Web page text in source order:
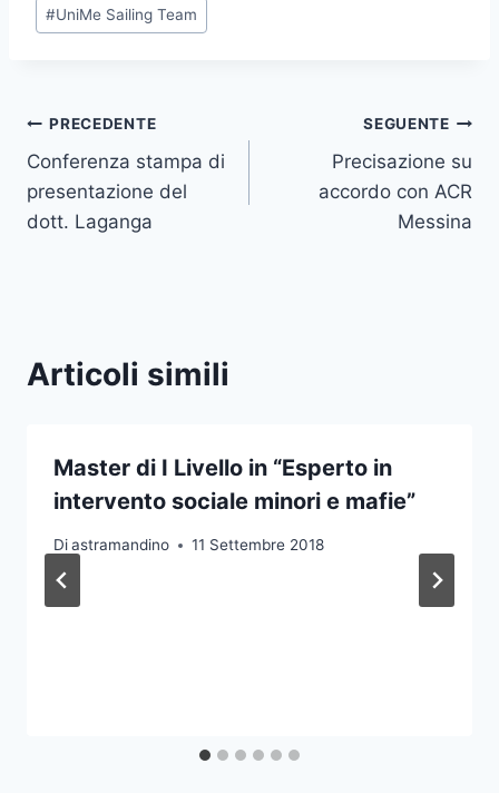
#UniMe Sailing Team
Navigazione
articoli
PRECEDENTE
Conferenza stampa di
presentazione del
dott. Laganga
SEGUENTE
Precisazione su
accordo con ACR
Messina
Articoli simili
Master di I Livello in “Esperto in
intervento sociale minori e mafie”
Diastramandino 11 Settembre 2018